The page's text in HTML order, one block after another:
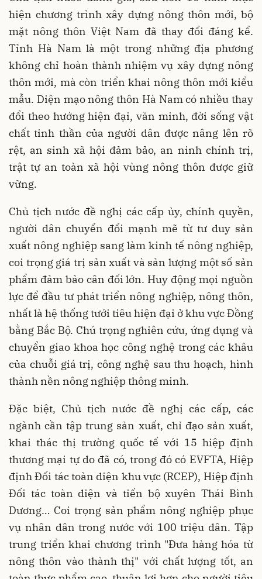
hiện chương trình xây dựng nông thôn mới, bộ
mặt nông thôn Việt Nam đã thay đổi đáng kể.
Tỉnh Hà Nam là một trong những địa phương
không chỉ hoàn thành nhiệm vụ xây dựng nông
thôn mới, mà còn triển khai nông thôn mới kiểu
mẫu. Diện mạo nông thôn Hà Nam có nhiều thay
đổi theo hướng hiện đại, văn minh, đời sống vật
chất tinh thần của người dân được nâng lên rõ
rệt, an sinh xã hội đảm bảo, an ninh chính trị,
trật tự an toàn xã hội vùng nông thôn được giữ
vững.
Chủ tịch nước đề nghị các cấp ủy, chính quyền,
người dân chuyển đổi mạnh mẽ từ tư duy sản
xuất nông nghiệp sang làm kinh tế nông nghiệp,
coi trọng giá trị sản xuất và sản lượng một số sản
phẩm đảm bảo cân đối lớn. Huy động mọi nguồn
lực để đầu tư phát triển nông nghiệp, nông thôn,
nhất là hệ thống tưới tiêu hiện đại ở khu vực Đồng
bằng Bắc Bộ. Chú trọng nghiên cứu, ứng dụng và
chuyển giao khoa học công nghệ trong các khâu
của chuỗi giá trị, công nghệ sau thu hoạch, hình
thành nền nông nghiệp thông minh.
Đặc biệt, Chủ tịch nước đề nghị các cấp, các
ngành cần tập trung sản xuất, chỉ đạo sản xuất,
khai thác thị trường quốc tế với 15 hiệp định
thương mại tự do đã có, trong đó có EVFTA, Hiệp
định Đối tác toàn diện khu vực (RCEP), Hiệp định
Đối tác toàn diện và tiến bộ xuyên Thái Bình
Dương… Coi trọng sản phẩm nông nghiệp phục
vụ nhân dân trong nước với 100 triệu dân. Tập
trung triển khai chương trình "Đưa hàng hóa từ
nông thôn vào thành thị" với chất lượng tốt, an